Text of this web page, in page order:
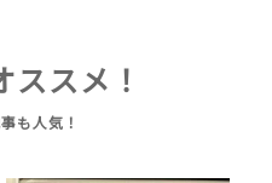
ススメ！